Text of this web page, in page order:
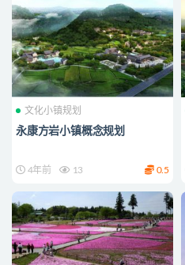
文化小镇规划
永康方岩小镇概念规划
4年前 13 0.5